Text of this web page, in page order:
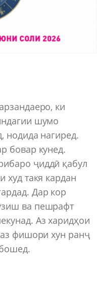
ки
шумо
нодида нагиред.
бовар кунед.
ҷиддӣ қабул
худ такя кардан
Дар кор
ва пешрафт
Аз харидҳои
аз фишори хун ранҷ